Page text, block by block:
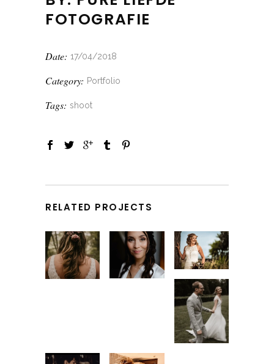
FOTOGRAFIE
Date: 17/04/2018
Category: Portfolio
Tags: shoot
RELATED PROJECTS